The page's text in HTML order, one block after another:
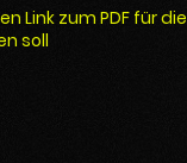
Link zum PDF für die
soll